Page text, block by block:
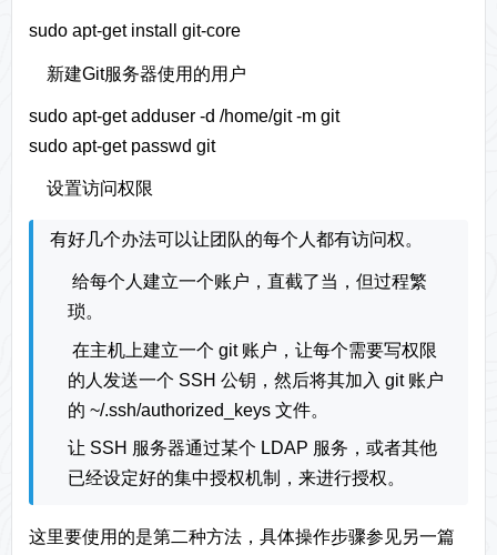
sudo apt-get install git-core
新建Git服务器使用的用户
sudo apt-get adduser -d /home/git -m git
sudo apt-get passwd git
设置访问权限
有好几个办法可以让团队的每个人都有访问权。
给每个人建立一个账户，直截了当，但过程繁
琐。
在主机上建立一个 git 账户，让每个需要写权限
的人发送一个 SSH 公钥，然后将其加入 git 账户
的 ~/.ssh/authorized_keys 文件。
让 SSH 服务器通过某个 LDAP 服务，或者其他
已经设定好的集中授权机制，来进行授权。
这里要使用的是第二种方法，具体操作步骤参见另一篇